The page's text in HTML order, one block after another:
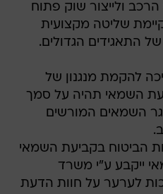
הרכב ולייצור שוק פתוח
שליטה מקצועית
התאגידים הגדולים.
להקמת מנגנון של
השמאי תהיה על סמך
השמאים המורשים
הביטוח בקביעת השמאי
ייקבע ע"י משרד
לערער על חוות הדעת